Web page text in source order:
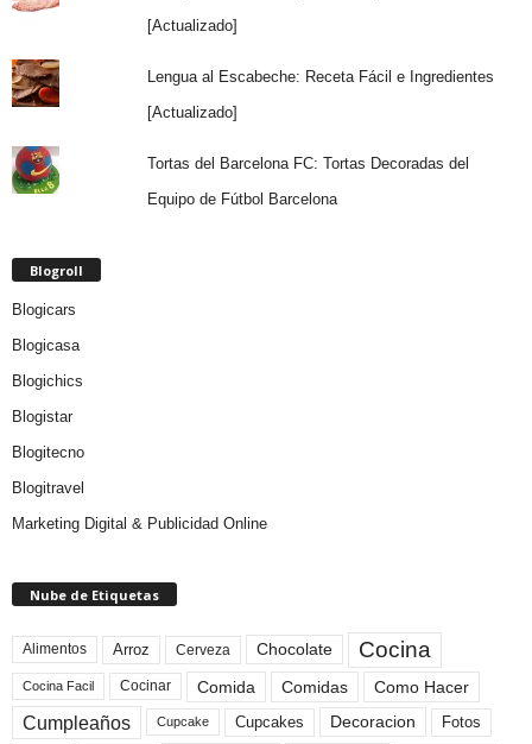
[Actualizado]
Lengua al Escabeche: Receta Fácil e Ingredientes
[Actualizado]
Tortas del Barcelona FC: Tortas Decoradas del
Equipo de Fútbol Barcelona
Blogroll
Blogicars
Blogicasa
Blogichics
Blogistar
Blogitecno
Blogitravel
Marketing Digital & Publicidad Online
Nube de Etiquetas
Alimentos Arroz Cerveza Chocolate Cocina
Cocina Facil Cocinar Comida Comidas Como Hacer
Cumpleaños Cupcake Cupcakes Decoracion Fotos